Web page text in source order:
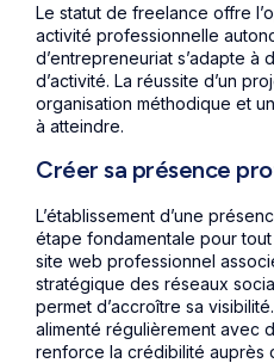
Le statut de freelance offre
activité professionnelle
d’entrepreneuriat s’adapte à
d’activité. La réussite d’un
organisation méthodique et
à atteindre.
Créer sa présence
L’établissement d’une
étape fondamentale pour
site web professionnel
stratégique des réseaux
permet d’accroître sa
alimenté régulièrement avec
renforce la crédibilité auprès